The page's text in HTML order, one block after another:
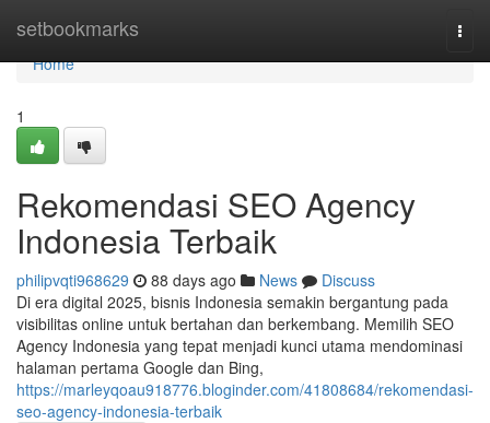
setbookmarks
Home
Home
1
Rekomendasi SEO Agency
Indonesia Terbaik
philipvqti968629 88 days ago News
Discuss
Di era digital 2025, bisnis Indonesia semakin bergantung pada
visibilitas online untuk bertahan dan berkembang. Memilih SEO
Agency Indonesia yang tepat menjadi kunci utama mendominasi
halaman pertama Google dan Bing,
https://marleyqoau918776.bloginder.com/41808684/rekomendasi-
seo-agency-indonesia-terbaik